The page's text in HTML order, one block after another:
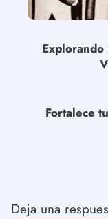
Explorando
Fortalece
Deja una